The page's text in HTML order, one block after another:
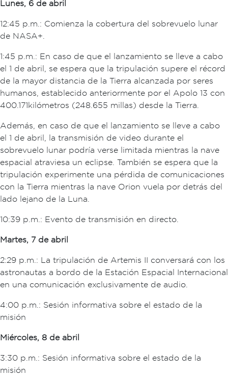
Lunes, 6 de abril
12:45 p.m.: Comienza la cobertura del sobrevuelo lunar
de NASA+.
1:45 p.m.: En caso de que el lanzamiento se lleve a cabo
el 1 de abril, se espera que la tripulación supere el récord
de la mayor distancia de la Tierra alcanzada por seres
humanos, establecido anteriormente por el Apolo 13 con
400.171 kilómetros (248.655 millas) desde la Tierra.
Además, en caso de que el lanzamiento se lleve a cabo
el 1 de abril, la transmisión de video durante el
sobrevuelo lunar podría verse limitada mientras la nave
espacial atraviesa un eclipse. También se espera que la
tripulación experimente una pérdida de comunicaciones
con la Tierra mientras la nave Orion vuela por detrás del
lado lejano de la Luna.
10:39 p.m.: Evento de transmisión en directo.
Martes, 7 de abril
2:29 p.m.: La tripulación de Artemis II conversará con los
astronautas a bordo de la Estación Espacial Internacional
en una comunicación exclusivamente de audio.
4:00 p.m.: Sesión informativa sobre el estado de la
misión
Miércoles, 8 de abril
3:30 p.m.: Sesión informativa sobre el estado de la
misión